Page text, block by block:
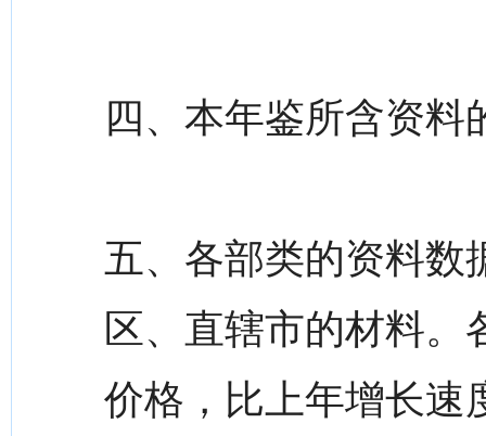
四、本年鉴所含资
五、各部类的资料数
区、直辖市的材料
价格，比上年增长速